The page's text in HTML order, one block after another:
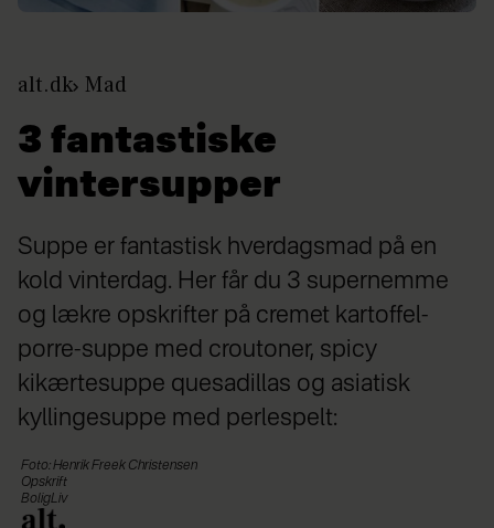
alt.dk Mad
3 fantastiske
vintersupper
Suppe er fantastisk hverdagsmad på en
kold vinterdag. Her får du 3 supernemme
og lækre opskrifter på cremet kartoffel-
porre-suppe med croutoner, spicy
kikærtesuppe quesadillas og asiatisk
kyllingesuppe med perlespelt:
Foto: Henrik Freek Christensen
Opskrift
BoligLiv